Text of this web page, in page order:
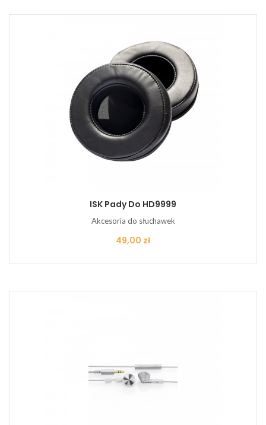
ISK Pady Do HD9999
Akcesoria do słuchawek
Cena
49,00 zł